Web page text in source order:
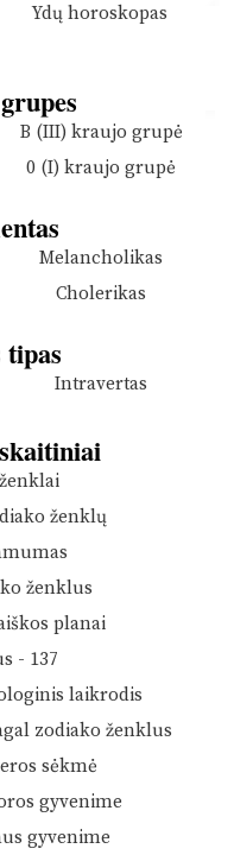
Ydų horoskopas
B (III) kraujo grupė
0 (I) kraujo grupė
Melancholikas
Cholerikas
tipas
Intravertas
ženklų
ženklus
planai
- 137
laikrodis
zodiako ženklus
sėkmė
gyvenime
gyvenime